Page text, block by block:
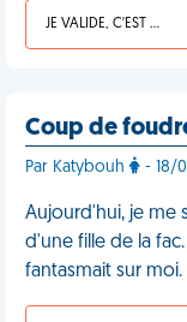
JE VALIDE, C'EST UNE VDM
Coup de
Par Katybouh - 18/
Aujourd'hui, je me
d'une fille de la
fantasmait sur moi.